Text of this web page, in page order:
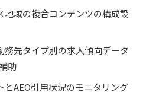
域の複合コンテンツの構成設
先タイプ別の求人傾向データ
助
とAEO引用状況のモニタリング